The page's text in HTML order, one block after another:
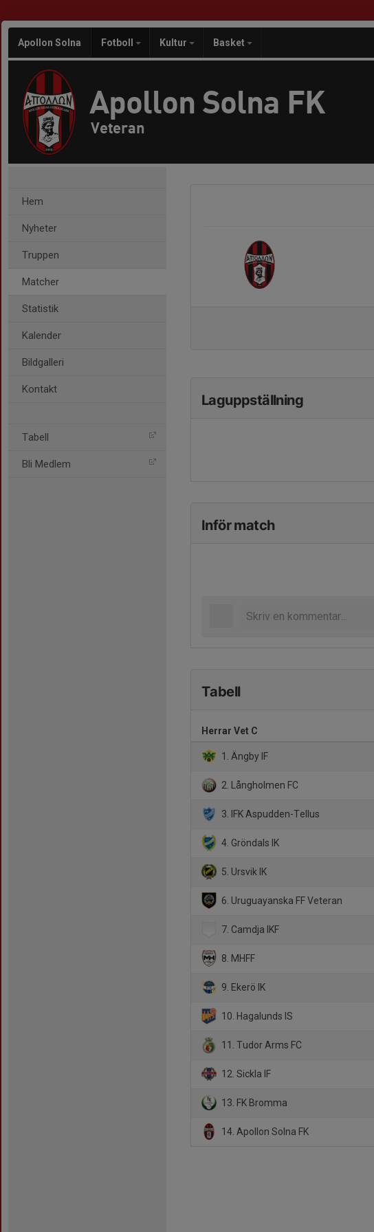
Apollon Solna Fotboll Kultur Basket
Apollon Solna FK
Veteran
Hem
Nyheter
Truppen
Matcher
Statistik
Kalender
Bildgalleri
Kontakt
Tabell
Bli Medlem
Laguppställning
Inför match
Tabell
Herrar Vet C
1. Ängby IF
2. Långholmen FC
3. IFK Aspudden-Tellus
4. Gröndals IK
5. Ursvik IK
6. Uruguayanska FF Veteran
7. Camdja IKF
8. MHFF
9. Ekerö IK
10. Hagalunds IS
11. Tudor Arms FC
12. Sickla IF
13. FK Bromma
14. Apollon Solna FK